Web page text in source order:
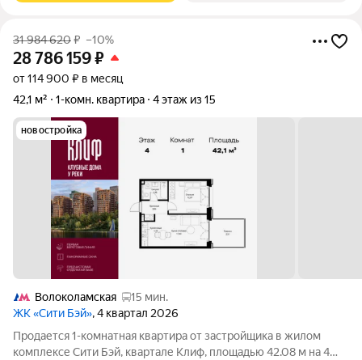
31 984 620₽ –10%
28 786 159₽
от 114 900 ₽ в месяц
42,1 м²
1-комн. квартира 4 этаж из 15
новостройка
Волоколамская
15 мин.
ЖК «Сити Бэй», 4 квартал 2026
Продается 1-комнатная квартира от застройщика в жилом
комплексе Сити Бэй, квартале Клиф, площадью 42.08 м на 4